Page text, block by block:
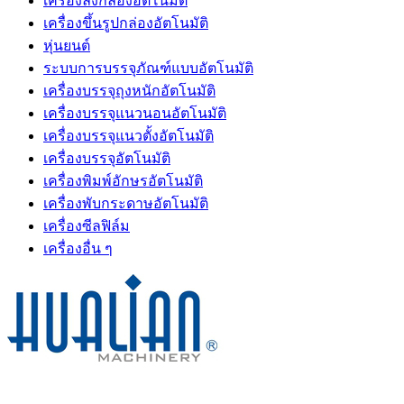
เครื่องขึ้นรูปกล่องอัตโนมัติ
หุ่นยนต์
ระบบการบรรจุภัณฑ์แบบอัตโนมัติ
เครื่องบรรจุถุงหนักอัตโนมัติ
เครื่องบรรจุแนวนอนอัตโนมัติ
เครื่องบรรจุแนวตั้งอัตโนมัติ
เครื่องบรรจุอัตโนมัติ
เครื่องพิมพ์อักษรอัตโนมัติ
เครื่องพับกระดาษอัตโนมัติ
เครื่องซีลฟิล์ม
เครื่องอื่น ๆ